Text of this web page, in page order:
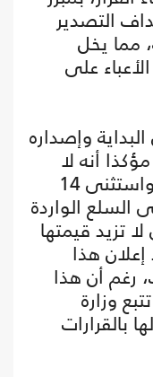
التصدير
مما يخل
على
وإصداره
مؤكذا أنه لا
تغيير في القرار، إلا أنه تراجع واستثنى 14
السلع الواردة
تزيد قيمتها
هذا
رغم أن هذا
وزارة
بالقرارات